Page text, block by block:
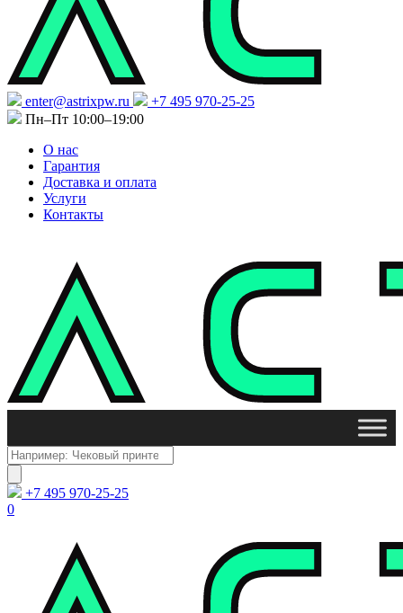
enter@astrixpw.ru
+7 495 970-25-25
Пн–Пт 10:00–19:00
О нас
Гарантия
Доставка и оплата
Услуги
Контакты
Поиск
товаров
+7 495 970-25-25
0